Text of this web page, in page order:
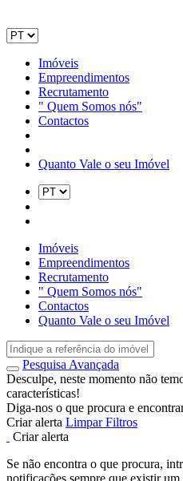
Imóveis
Empreendimentos
Recrutamento
" Quem Somos nós"
Contactos
Quanto Vale o seu Imóvel
Imóveis
Empreendimentos
Recrutamento
" Quem Somos nós"
Contactos
Quanto Vale o seu Imóvel
Pesquisa Avançada
Desculpe, neste momento não
características!
Diga-nos o que procura e
Criar alerta Limpar Filtros
Criar alerta
Se não encontra o que procura,
notificações sempre que existir